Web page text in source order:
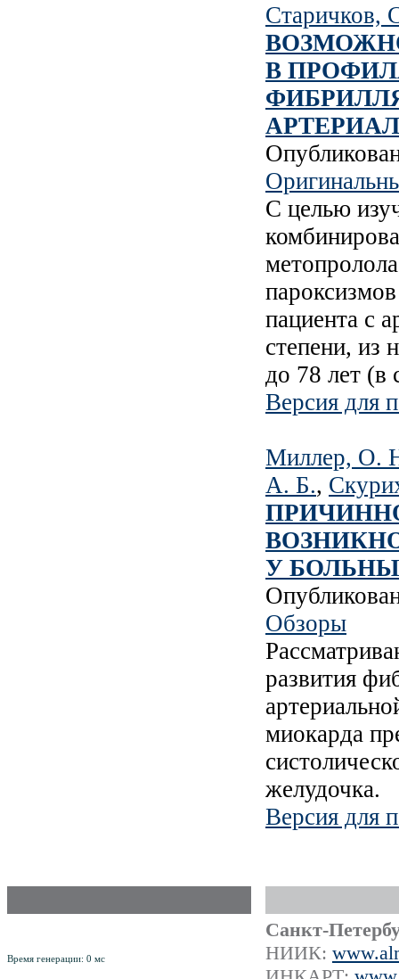
Старичков,
В
С целью
пациента с
степени, из
до 78 лет (в
Версия для
Миллер, О.
А. Б.,
У
Обзоры
развития
миокарда
желудочка.
Версия для
Время генерации: 0 мс
Санкт-
НИИК: